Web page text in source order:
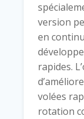
version
en
rapides.
volées
rotation